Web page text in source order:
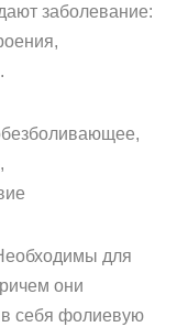
заболевание:
для
они
себя фолиевую